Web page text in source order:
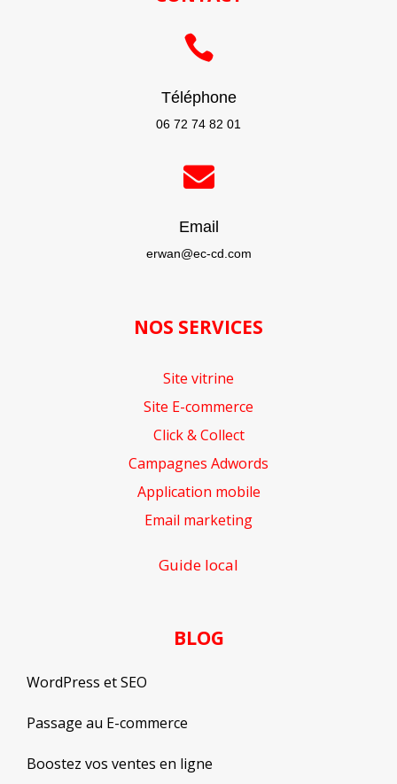

Téléphone
06 72 74 82 01

Email
erwan@ec-cd.com
NOS SERVICES
Site vitrine
Site E-commerce
Click & Collect
Campagnes Adwords
Application mobile
Email marketing
Guide local
BLOG
WordPress et SEO
Passage au E-commerce
Boostez vos ventes en ligne